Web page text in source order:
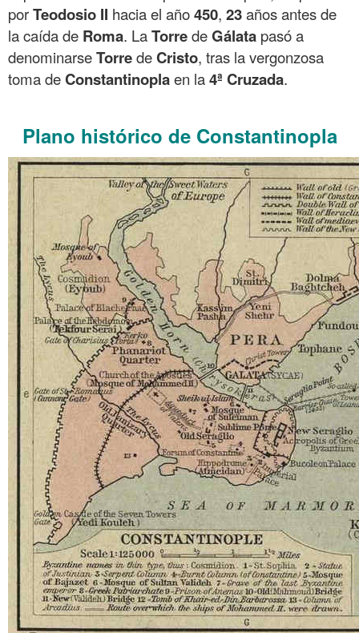
porTeodosio II hacia el año450, 23años antes de
la caída de Roma. LaTorredeGálata pasó a
denominarseTorredeCristo, tras la vergonzosa
toma deConstantinoplaen la4ª Cruzada.
Plano histórico de Constantinopla